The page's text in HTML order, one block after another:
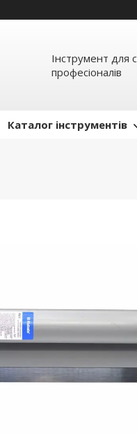
Інструмент для
професіоналів
Каталог інструментів